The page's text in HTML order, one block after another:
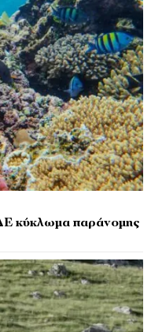
κύκλωμα παράνομης